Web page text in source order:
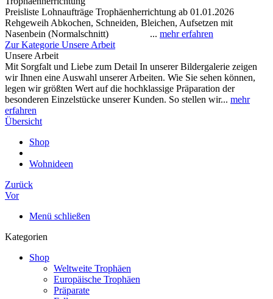
Preisliste Lohnaufträge Trophäenherrichtung ab 01.01.2026
Rehgeweih Abkochen, Schneiden, Bleichen, Aufsetzen mit
Nasenbein (Normalschnitt) ... mehr erfahren
Zur Kategorie Unsere Arbeit
Unsere Arbeit
Mit Sorgfalt und Liebe zum Detail In unserer Bildergalerie zeigen
wir Ihnen eine Auswahl unserer Arbeiten. Wie Sie sehen können,
legen wir größten Wert auf die hochklassige Präparation der
besonderen Einzelstücke unserer Kunden. So stellen wir... mehr
erfahren
Übersicht
Shop
Wohnideen
Zurück
Vor
Menü schließen
Kategorien
Shop
Weltweite Trophäen
Europäische Trophäen
Präparate